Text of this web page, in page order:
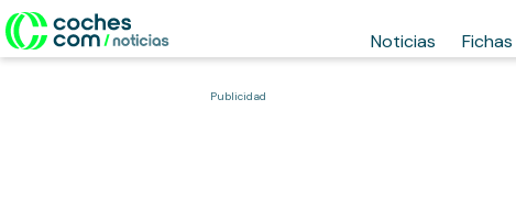
Noticias Fichas
Publicidad